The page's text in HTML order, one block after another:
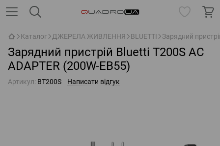
Каталог ДЖЕРЕЛА ЖИВЛЕННЯ BLUETTI Зарядний
Зарядний пристрій Bluetti T200S AC
ADAPTER (200W-EB55)
Артикул: BT200S Написати відгук